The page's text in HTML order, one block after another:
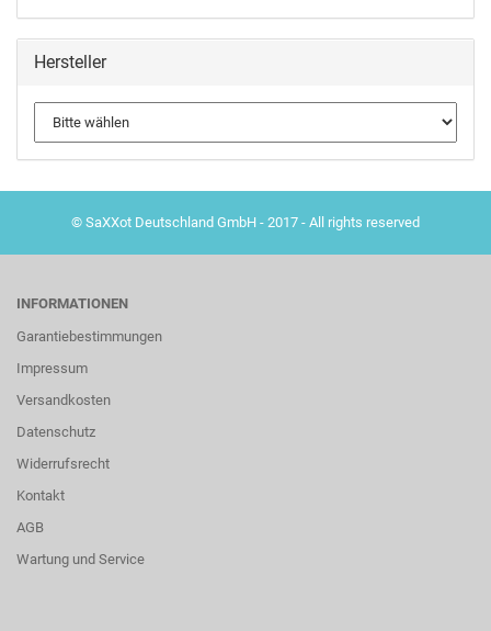
Hersteller
© SaXXot Deutschland GmbH - 2017 - All rights reserved
INFORMATIONEN
Garantiebestimmungen
Impressum
Versandkosten
Datenschutz
Widerrufsrecht
Kontakt
AGB
Wartung und Service